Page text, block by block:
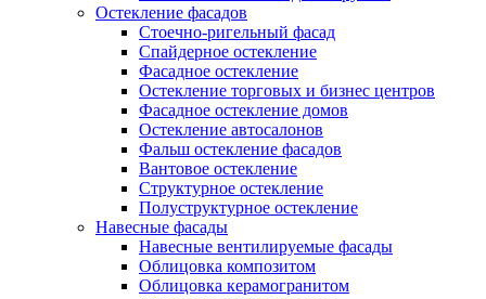
Остекление фасадов
Стоечно-ригельный фасад
Спайдерное остекление
Фасадное остекление
Остекление торговых и бизнес центров
Фасадное остекление домов
Остекление автосалонов
Фальш остекление фасадов
Вантовое остекление
Структурное остекление
Полуструктурное остекление
Навесные фасады
Навесные вентилируемые фасады
Облицовка композитом
Облицовка керамогранитом